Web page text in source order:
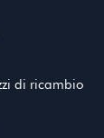
di ricambio